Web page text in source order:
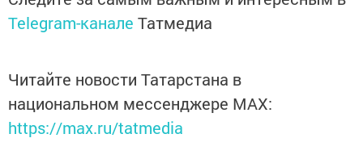
Telegram-каналеТатмедиа
Читайте новости Татарстана в
национальном мессенджере MАХ:
https://max.ru/tatmedia